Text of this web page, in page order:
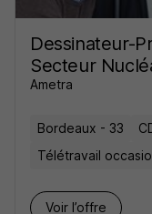
Dessinateur-
Secteur
Ametra
Bordeaux - 33
Télétravail
Voir l’offre